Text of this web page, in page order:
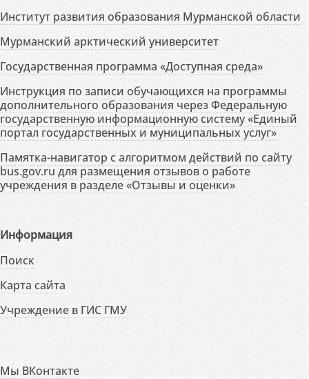
Институт развития образования Мурманской области
Мурманский арктический университет
Государственная программа «Доступная среда»
Инструкция по записи обучающихся на программы
дополнительного образования через Федеральную
государственную информационную систему «Единый
портал государственных и муниципальных услуг»
Памятка-навигатор с алгоритмом действий по сайту
bus.gov.ru для размещения отзывов о работе
учреждения в разделе «Отзывы и оценки»
Информация
Поиск
Карта сайта
Учреждение в ГИС ГМУ
Мы ВКонтакте